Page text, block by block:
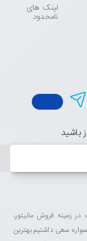
لینک های
نامحدود
باشید
1384 شروع به فعالیت در زمینه فروش مانیتور،
سعی داشتیم بهترین